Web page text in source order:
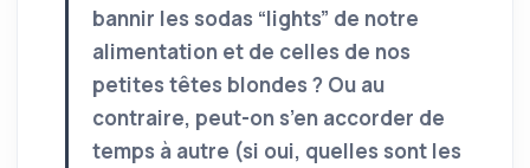
bannir les sodas “lights” de notre
alimentation et de celles de nos
petites têtes blondes ? Ou au
contraire, peut-on s’en accorder de
temps à autre (si oui, quelles sont les